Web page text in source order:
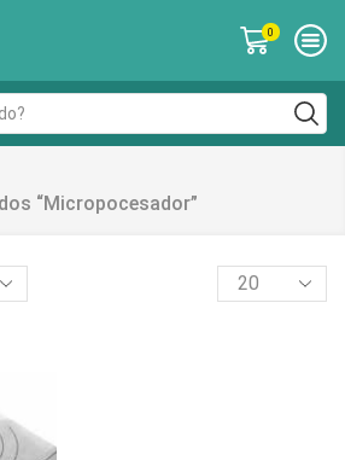
0
“micropocesador”